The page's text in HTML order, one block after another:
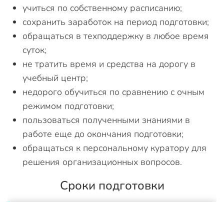
учиться по собственному расписанию;
сохранить заработок на период подготовки;
обращаться в техподдержку в любое время
суток;
не тратить время и средства на дорогу в
учебный центр;
недорого обучиться по сравнению с очным
режимом подготовки;
пользоваться полученными знаниями в
работе еще до окончания подготовки;
обращаться к персональному куратору для
решения организационных вопросов.
Сроки подготовки